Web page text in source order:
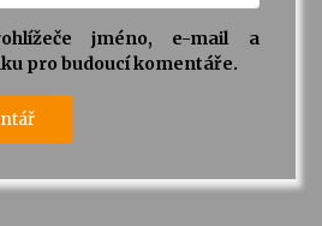
jméno, e-mail a
pro budoucí komentáře.